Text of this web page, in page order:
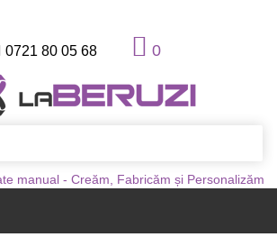
0721 80 05 68 0
manual - Creăm, Fabricăm și Personalizăm